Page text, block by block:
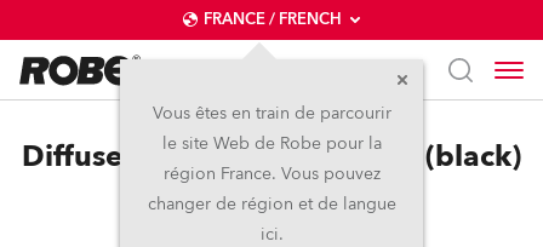
FRANCE / FRENCH
Vous êtes en train de parcourir
le site Web de Robe pour la
région France. Vous pouvez
changer de région et de langue
ici.
Diffuser 20° for ParFect 100 (black)